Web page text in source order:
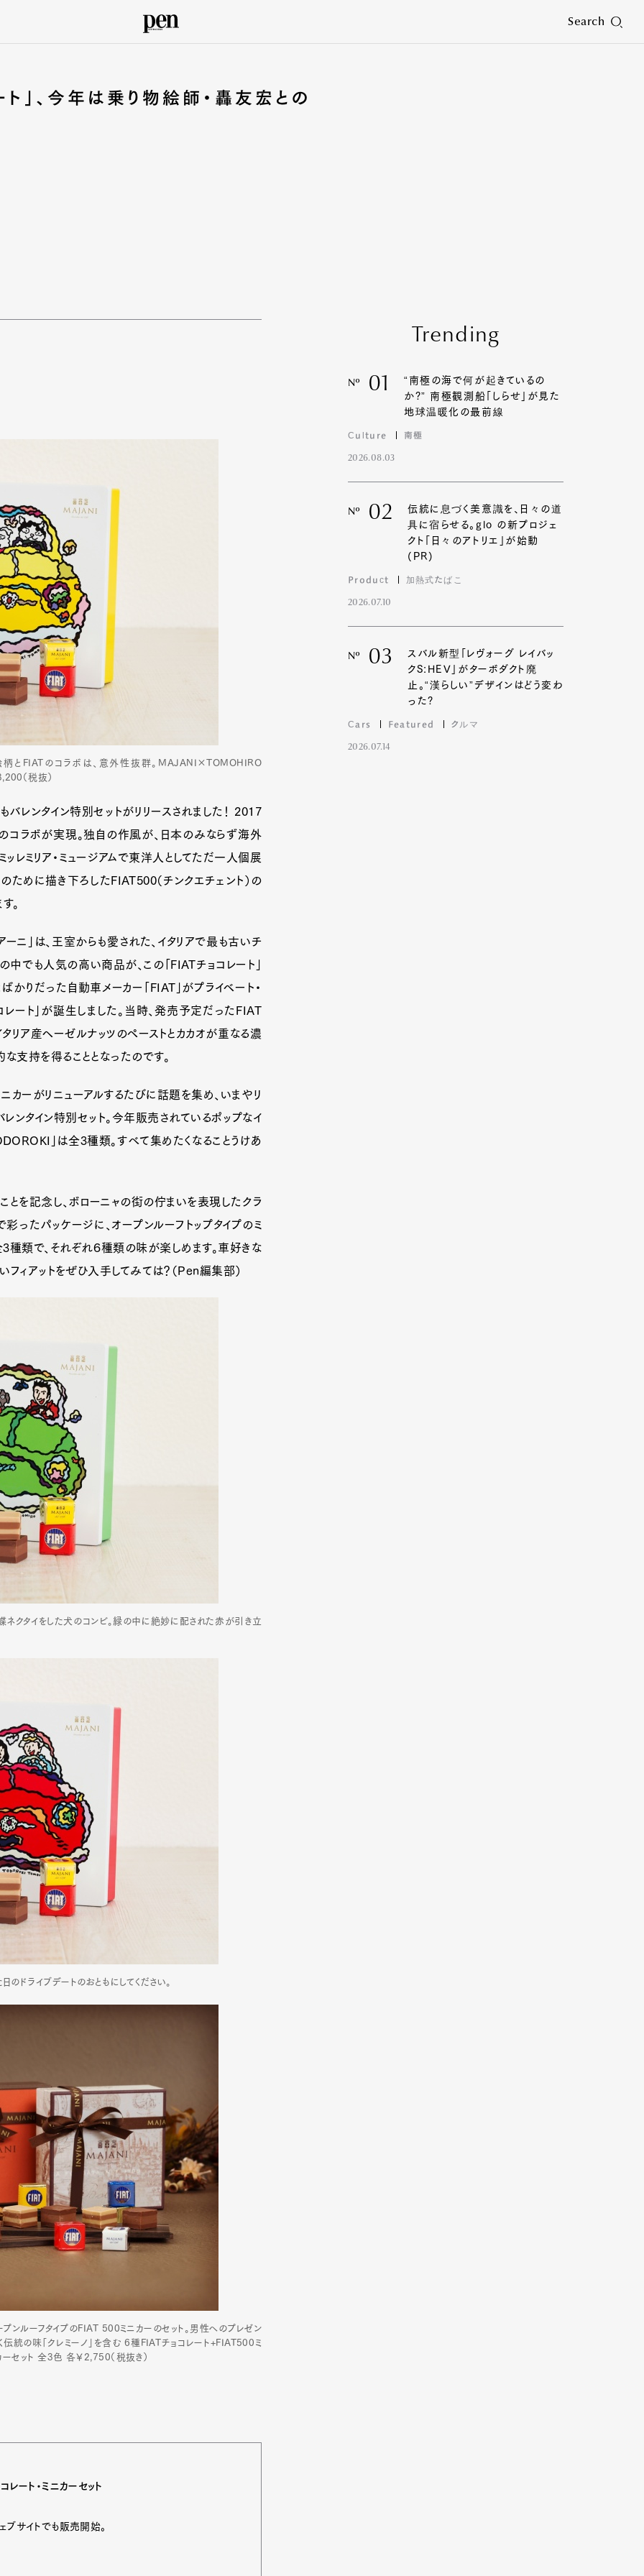
Search
Art&Design
Lifestyle
Pen international
」、今年は乗り物絵師・轟友宏との
とFIATのコラボは、意外性抜群。MAJANI×TOMOHIRO
（税抜）
バレンタイン特別セットがリリースされました！ 2017
コラボが実現。独自の作風が、日本のみならず海外
レミリア・ミュージアムで東洋人としてただ一人個展
ために描き下ろしたFIAT500（チンクエチェント）の
。
ニ」は、王室からも愛された、イタリアで最も古いチ
中でも人気の高い商品が、この「FIATチョコレート」
かりだった自動車メーカー「FIAT」がプライベート・
レート」が誕生しました。当時、発売予定だったFIAT
タリア産ヘーゼルナッツのペーストとカカオが重なる濃
支持を得ることとなったのです。
カーがリニューアルするたびに話題を集め、いまやリ
ンタイン特別セット。今年販売されているポップなイ
」は全3種類。すべて集めたくなることうけあ
とを記念し、ボローニャの街の佇まいを表現したクラ
ったパッケージに、オープンルーフトップタイプのミ
種類で、それぞれ６種類の味が楽しめます。車好きな
ィアットをぜひ入手してみては？（Pen編集部）
ネクタイをした犬のコンビ。緑の中に絶妙に配された赤が引き立
ドライブデートのおともにしてください。
ンルーフタイプのFIAT 500ミニカーのセット。男性へのプレゼン
統の味「クレミーノ」を含む 6種FIATチョコレート+FIAT500ミ
ーセット 全3色 各￥2,750（税抜き）
ト・ミニカーセット
サイトでも販売開始。
Trending
Nº 01
“南極の海で何が起きているの
か?” 南極観測船「しらせ」が見た
地球温暖化の最前線
Culture 南極
2026.08.03
Nº 02
伝統に息づく美意識を、日々の道
具に宿らせる。glo の新プロジェ
クト「日々のアトリエ」が始動
(PR)
Product 加熱式たばこ
2026.07.10
Nº 03
スバル新型「レヴォーグ レイバッ
クS:HEV」がターボダクト廃
止。“漢らしい”デザインはどう変わ
った?
Cars Featured クルマ
2026.07.14